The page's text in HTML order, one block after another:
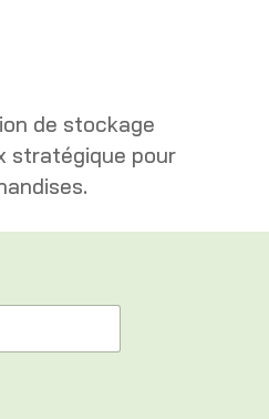
de stockage
stratégique pour